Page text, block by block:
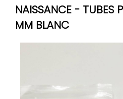
NAISSANCE - TUBES
MM BLANC